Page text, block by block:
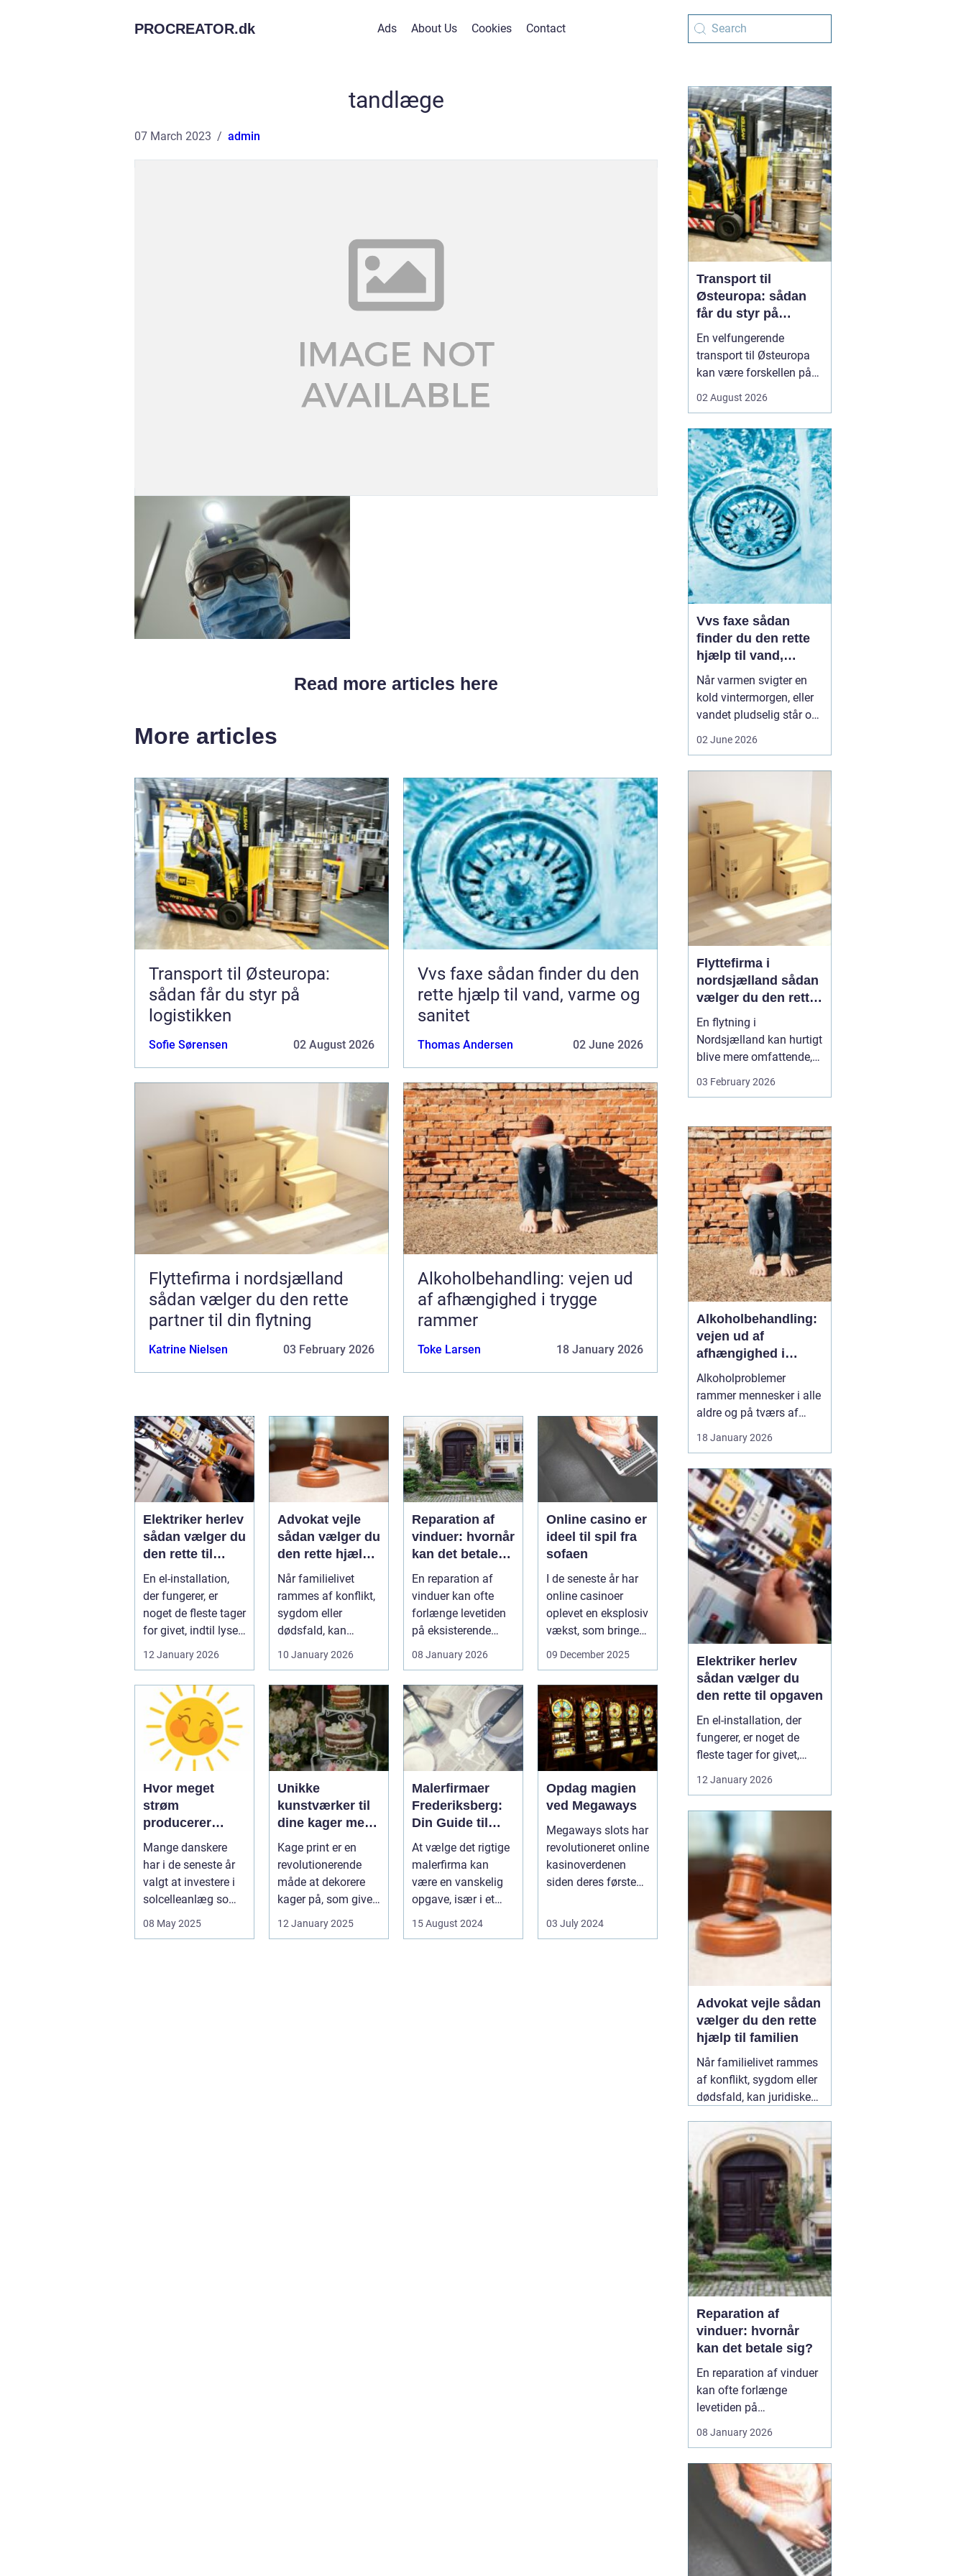
PROCREATOR.dk Ads About Us Cookies Contact
tandlæge
07 March 2023 admin
Read more articles here
More articles
Transport til Østeuropa:
sådan får du styr på
logistikken
Sofie Sørensen 02 August 2026
Vvs faxe sådan finder du den
rette hjælp til vand, varme og
sanitet
Thomas Andersen 02 June 2026
Flyttefirma i nordsjælland
sådan vælger du den rette
partner til din flytning
Katrine Nielsen 03 February 2026
Alkoholbehandling: vejen ud
af afhængighed i trygge
rammer
Toke Larsen 18 January 2026
Elektriker herlev
sådan vælger du
den rette til
opgaven
En el-installation,
der fungerer, er
noget de fleste tager
for givet, indtil lyset
12 January 2026
Advokat vejle
sådan vælger du
den rette hjælp
til familien
Når familielivet
rammes af konflikt,
sygdom eller
dødsfald, kan
hurtigt vokse si...
10 January 2026
Reparation af
vinduer: hvornår
kan det betale
sig?
En reparation af
vinduer kan ofte
forlænge levetiden
på eksisterende
08 January 2026
Online casino er
ideel til spil fra
sofaen
I de seneste år har
online casinoer
oplevet en eksplosiv
vækst, som bringer
spændi...
09 December 2025
Hvor meget
strøm
producerer
solceller om
vinteren?
Mange danskere
har i de seneste år
valgt at investere i
solcelleanlæg som
08 May 2025
Unikke
kunstværker til
dine kager med
kage print
Kage print er en
revolutionerende
måde at dekorere
kager på, som giver
12 January 2025
Malerfirmaer
Frederiksberg:
Din Guide til
Kvalitet og
Service
At vælge det rigtige
malerfirma kan
være en vanskelig
opgave, især i et
Frederiksberg, hv...
15 August 2024
Opdag magien
ved Megaways
Megaways slots har
revolutioneret online
kasinoverdenen
siden deres første
spillea...
03 July 2024
Transport til
Østeuropa: sådan
får du styr på
logistikken
En velfungerende
transport til Østeuropa
kan være forskellen på
dyre forsinkelser. Mange
mod Baltikum, Ukraine
og resten af regionen for
at finde nye kunder og
leverandører. Men v...
02 August 2026
Vvs faxe sådan
finder du den rette
hjælp til vand,
varme og sanitet
Når varmen svigter en
kold vintermorgen, eller
vandet pludselig står op
installatører en central
rolle i hverdagen, selv
om vi sjældent tænker
over det. Gennemgang
af varmea...
02 June 2026
Flyttefirma i
nordsjælland sådan
vælger du den rette
partner til din
flytning
En flytning i
Nordsjælland kan hurtigt
blive mere omfattende,
end man først tror. Der er
nøgler, flyttekasser,
parkering, møbler der
skal skilles ad, og
ejendele med
affektionsværdi, som
helst skal komme sikkert
frem. Mange vælger
der...
03 February 2026
Alkoholbehandling:
vejen ud af
afhængighed i
trygge rammer
Alkoholproblemer
rammer mennesker i alle
aldre og på tværs af
starter det med hygge,
at dæmpe uro og svære
følelser på. Langsomt
flytter alkoholen græns...
18 January 2026
Elektriker herlev
sådan vælger du
den rette til opgaven
En el-installation, der
fungerer, er noget de
fleste tager for givet,
eller en stikkontakt bliver
problemer, kan det
hurtigt blive både utrygt
og dyrt, hvis der ikke
reageres rigtigt. Derfor
giver ...
12 January 2026
Advokat vejle sådan
vælger du den rette
hjælp til familien
Når familielivet rammes
af konflikt, sygdom eller
dødsfald, kan juridiske
sig store. Mange oplever,
at de både skal håndtere
følelser og praktiske
problemer på én gang.
Her kan en erfaren10
January 2026
Reparation af
vinduer: hvornår
kan det betale sig?
En reparation af vinduer
kan ofte forlænge
levetiden på
glas med mange år. For
valget mellem at
reparere eller udskifte
hele vinduet, og
beslutningen har både
08 January 2026